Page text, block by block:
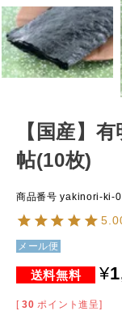
【国産】
帖(10枚)
商品番号 yakinori-ki-
メール便
¥
[ 30 ポイント進呈]